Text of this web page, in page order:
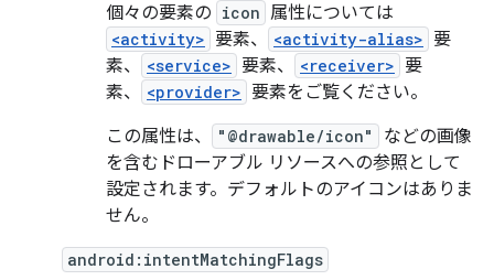
個々の要素の icon 属性については
<activity> 要素、 <activity-alias> 要
素、
<service> 要素、 <receiver> 要
素、
<provider> 要素をご覧ください。
この属性は、
"@drawable/icon"
などの画像
を含むドローアブル リソースへの参照として
設定されます。デフォルトのアイコンはありま
せん。
android:intentMatchingFlags